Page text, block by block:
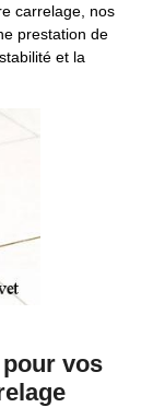
carrelage, nos
prestation de
et la
vos